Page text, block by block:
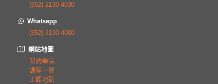
(852) 2130 4030
Whatsapp
(852) 2130 4000
網站地圖
關於學院
課程一覽
上課地點